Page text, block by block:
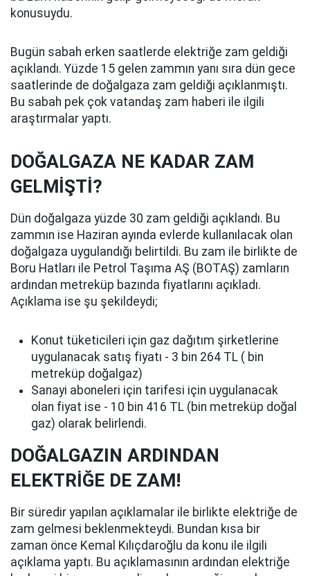
konusuydu.
Bugün sabah erken saatlerde elektriğe zam geldiği
açıklandı. Yüzde 15 gelen zammın yanı sıra dün gece
saatlerinde de doğalgaza zam geldiği açıklanmıştı.
Bu sabah pek çok vatandaş zam haberi ile ilgili
araştırmalar yaptı.
DOĞALGAZA NE KADAR ZAM
GELMİŞTİ?
Dün doğalgaza yüzde 30 zam geldiği açıklandı. Bu
zammın ise Haziran ayında evlerde kullanılacak olan
doğalgaza uygulandığı belirtildi. Bu zam ile birlikte de
Boru Hatları ile Petrol Taşıma AŞ (BOTAŞ) zamların
ardından metreküp bazında fiyatlarını açıkladı.
Açıklama ise şu şekildeydi;
Konut tüketicileri için gaz dağıtım şirketlerine
uygulanacak satış fiyatı - 3 bin 264 TL ( bin
metreküp doğalgaz)
Sanayi aboneleri için tarifesi için uygulanacak
olan fiyat ise - 10 bin 416 TL (bin metreküp doğal
gaz) olarak belirlendi.
DOĞALGAZIN ARDINDAN
ELEKTRİĞE DE ZAM!
Bir süredir yapılan açıklamalar ile birlikte elektriğe de
zam gelmesi beklenmekteydi. Bundan kısa bir
zaman önce Kemal Kılıçdaroğlu da konu ile ilgili
açıklama yaptı. Bu açıklamasının ardından elektriğe